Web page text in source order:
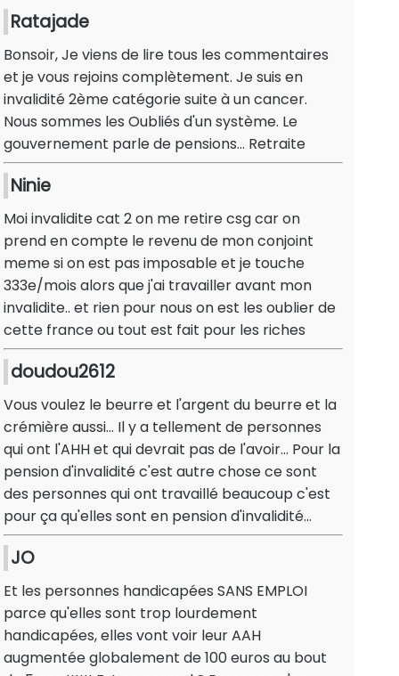
Ratajade
Bonsoir, Je viens de lire tous les commentaires
et je vous rejoins complètement. Je suis en
invalidité 2ème catégorie suite à un cancer.
Nous sommes les Oubliés d'un système. Le
gouvernement parle de pensions... Retraite
Ninie
Moi invalidite cat 2 on me retire csg car on
prend en compte le revenu de mon conjoint
meme si on est pas imposable et je touche
333e/mois alors que j'ai travailler avant mon
invalidite.. et rien pour nous on est les oublier de
cette france ou tout est fait pour les riches
doudou2612
Vous voulez le beurre et l'argent du beurre et la
crémière aussi... Il y a tellement de personnes
qui ont l'AHH et qui devrait pas de l'avoir... Pour la
pension d'invalidité c'est autre chose ce sont
des personnes qui ont travaillé beaucoup c'est
pour ça qu'elles sont en pension d'invalidité...
JO
Et les personnes handicapées SANS EMPLOI
parce qu'elles sont trop lourdement
handicapées, elles vont voir leur AAH
augmentée globalement de 100 euros au bout